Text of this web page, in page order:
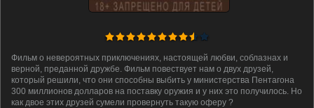
Фильм о невероятных приключениях, настоящей любви, соблазнах и
верной, преданной дружбе. Фильм повествует нам о двух друзей,
который решили, что они способны выбить у министерства Пентагона
300 миллионов долларов на поставку оружия и у них это получилось. Но
как двое этих друзей сумели провернуть такую оферу ?